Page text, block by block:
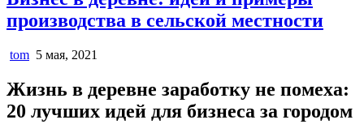
производства в сельской местности
tom 5 мая, 2021
Жизнь в деревне заработку не помеха:
20 лучших идей для бизнеса за городом